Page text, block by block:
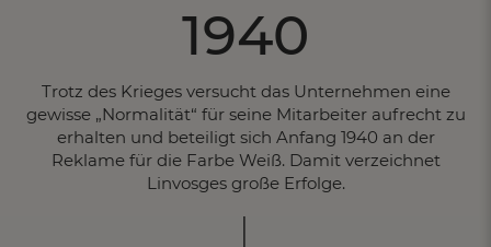
1940
Trotz des Krieges versucht das Unternehmen eine
gewisse „Normalität“ für seine Mitarbeiter aufrecht zu
erhalten und beteiligt sich Anfang 1940 an der
Reklame für die Farbe Weiß. Damit verzeichnet
Linvosges große Erfolge.